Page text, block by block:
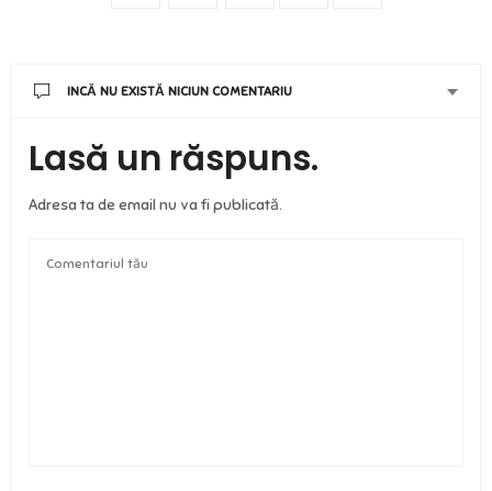
INCĂ NU EXISTĂ NICIUN COMENTARIU
Lasă un răspuns.
Adresa ta de email nu va fi publicată.